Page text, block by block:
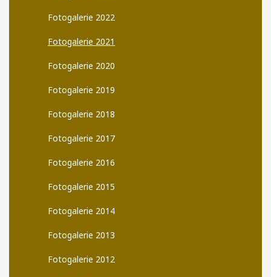
Fotogalerie 2022
Fotogalerie 2021
Fotogalerie 2020
Fotogalerie 2019
Fotogalerie 2018
Fotogalerie 2017
Fotogalerie 2016
Fotogalerie 2015
Fotogalerie 2014
Fotogalerie 2013
Fotogalerie 2012